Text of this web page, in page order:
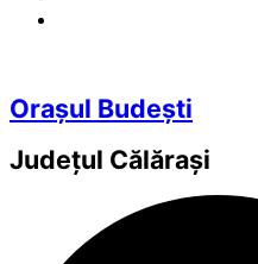
Orașul Budești
Județul Călărași